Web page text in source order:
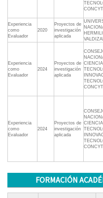
Experiencia
como
Evaluador
2020
Proyectos de
investigación
aplicada
Experiencia
como
Evaluador
2024
Proyectos de
investigación
aplicada
Experiencia
como
Evaluador
2024
Proyectos de
investigación
aplicada
FORMACIÓN